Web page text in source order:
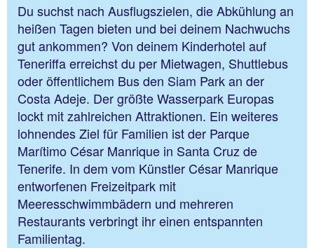
Du suchst nach Ausflugszielen, die Abkühlung an
heißen Tagen bieten und bei deinem Nachwuchs
gut ankommen? Von deinem Kinderhotel auf
Teneriffa erreichst du per Mietwagen, Shuttlebus
oder öffentlichem Bus den Siam Park an der
Costa Adeje. Der größte Wasserpark Europas
lockt mit zahlreichen Attraktionen. Ein weiteres
lohnendes Ziel für Familien ist der Parque
Marítimo César Manrique in Santa Cruz de
Tenerife. In dem vom Künstler César Manrique
entworfenen Freizeitpark mit
Meeresschwimmbädern und mehreren
Restaurants verbringt ihr einen entspannten
Familientag.